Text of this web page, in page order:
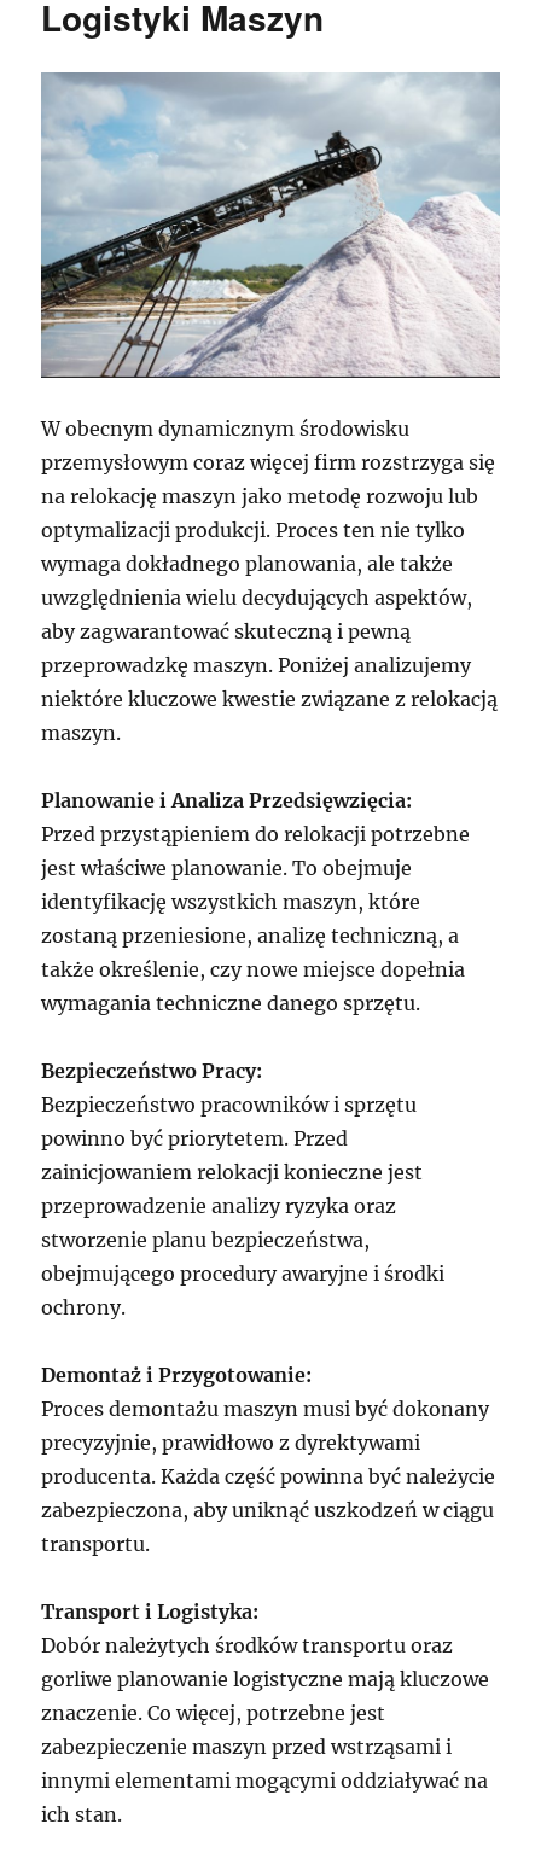
Logistyki Maszyn
W obecnym dynamicznym środowisku
przemysłowym coraz więcej firm rozstrzyga się
na relokację maszyn jako metodę rozwoju lub
optymalizacji produkcji. Proces ten nie tylko
wymaga dokładnego planowania, ale także
uwzględnienia wielu decydujących aspektów,
aby zagwarantować skuteczną i pewną
przeprowadzkę maszyn. Poniżej analizujemy
niektóre kluczowe kwestie związane z relokacją
maszyn.
Planowanie i Analiza Przedsięwzięcia:
Przed przystąpieniem do relokacji potrzebne
jest właściwe planowanie. To obejmuje
identyfikację wszystkich maszyn, które
zostaną przeniesione, analizę techniczną, a
także określenie, czy nowe miejsce dopełnia
wymagania techniczne danego sprzętu.
Bezpieczeństwo Pracy:
Bezpieczeństwo pracowników i sprzętu
powinno być priorytetem. Przed
zainicjowaniem relokacji konieczne jest
przeprowadzenie analizy ryzyka oraz
stworzenie planu bezpieczeństwa,
obejmującego procedury awaryjne i środki
ochrony.
Demontaż i Przygotowanie:
Proces demontażu maszyn musi być dokonany
precyzyjnie, prawidłowo z dyrektywami
producenta. Każda część powinna być należycie
zabezpieczona, aby uniknąć uszkodzeń w ciągu
transportu.
Transport i Logistyka:
Dobór należytych środków transportu oraz
gorliwe planowanie logistyczne mają kluczowe
znaczenie. Co więcej, potrzebne jest
zabezpieczenie maszyn przed wstrząsami i
innymi elementami mogącymi oddziaływać na
ich stan.